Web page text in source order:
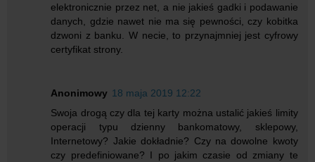
elektronicznie przez net, a nie jakieś gadki i podawanie
danych, gdzie nawet nie ma się pewności, czy kobitka
dzwoni z banku. W necie, to przynajmniej jest cyfrowy
certyfikat strony.
Anonimowy 18 maja 2019 12:22
Swoja drogą czy dla tej karty można ustalić jakieś limity
operacji typu dzienny bankomatowy, sklepowy,
Internetowy? Jakie dokładnie? Czy na dowolne kwoty
czy predefiniowane? I po jakim czasie od zmiany te